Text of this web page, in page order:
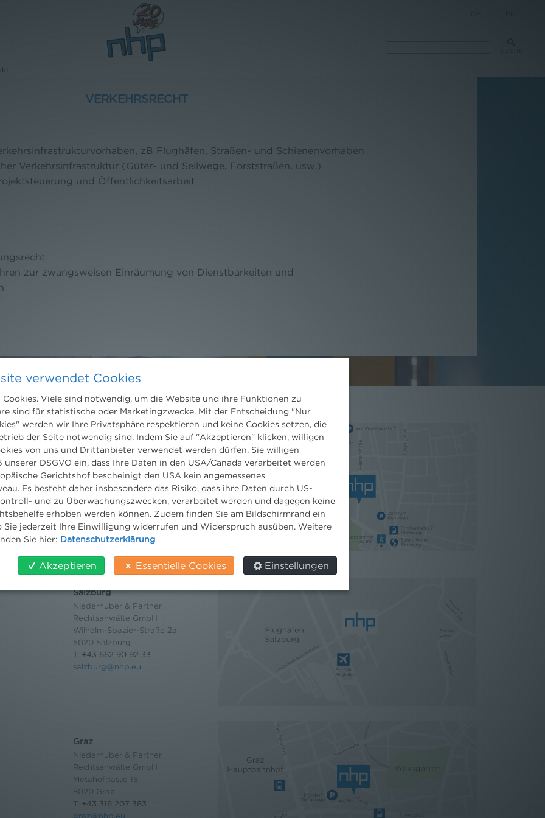
VERKEHRSRECHT
zB Flughäfen, Straßen- und Schienenvorhaben
Verkehrsinfrastruktur (Güter- und Seilwege, Forststraßen, usw.)
und Öffentlichkeitsarbeit
zur zwangsweisen Einräumung von Dienstbarkeiten und
Wien
Niederhuber & Partner
Rechtsanwälte GmbH
Reisnerstraße 53, 1030 Wien
T:+43 1 513 21 24-0
F: +43 1 513 21 24-300
office@nhp.eu
Salzburg
Niederhuber & Partner
Rechtsanwälte GmbH
Wilhelm-Spazier-Straße 2a
5020 Salzburg
T: +43 662 90 92 33
salzburg@nhp.eu
Graz
Niederhuber & Partner
Rechtsanwälte GmbH
Metahofgasse 16
8020 Graz
T: +43 316 207 383
graz@nhp.eu
verwendet Cookies
Viele sind notwendig, um die Website und ihre Funktionen zu
sind für statistische oder Marketingzwecke. Mit der Entscheidung "Nur
werden wir Ihre Privatsphäre respektieren und keine Cookies setzen, die
der Seite notwendig sind. Indem Sie auf "Akzeptieren" klicken, willigen
von uns und Drittanbieter verwendet werden dürfen. Sie willigen
unserer DSGVO ein, dass Ihre Daten in den USA/Canada verarbeitet werden
Gerichtshof bescheinigt den USA kein angemessenes
Es besteht daher insbesondere das Risiko, dass ihre Daten durch US-
und zu Überwachungszwecken, verarbeitet werden und dagegen keine
erhoben werden können. Zudem finden Sie am Bildschirmrand ein
Sie jederzeit Ihre Einwilligung widerrufen und Widerspruch ausüben. Weitere
Sie hier: Datenschutzerklärung
Akzeptieren Essentielle Cookies Einstellungen